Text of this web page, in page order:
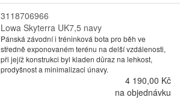
3118706966
Lowa Skyterra UK7,5 navy
Pánská závodní i tréninková bota pro běh ve
středně exponovaném terénu na delší vzdálenosti,
při jejíž konstrukci byl kladen důraz na lehkost,
prodyšnost a minimalizaci únavy.
4 190,00 Kč
na objednávku